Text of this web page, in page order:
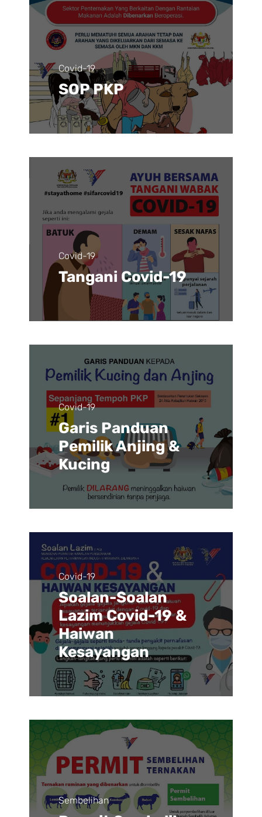
Covid-19
SOP PKP
Covid-19
Tangani Covid-19
Covid-19
Garis Panduan
Pemilik Anjing &
Kucing
Covid-19
Soalan-Soalan
Lazim Covid-19 &
Haiwan
Kesayangan
Sembelihan